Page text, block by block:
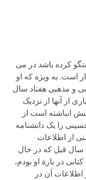
کرده باشد در می
است. به ویژه که او
مذهبی هفتاد سال
از آنها از نزدیک
انباشته است از
را یک دانشنامه
از اطلاعات
قبل که در حال
در بارة او بودم،
آن در